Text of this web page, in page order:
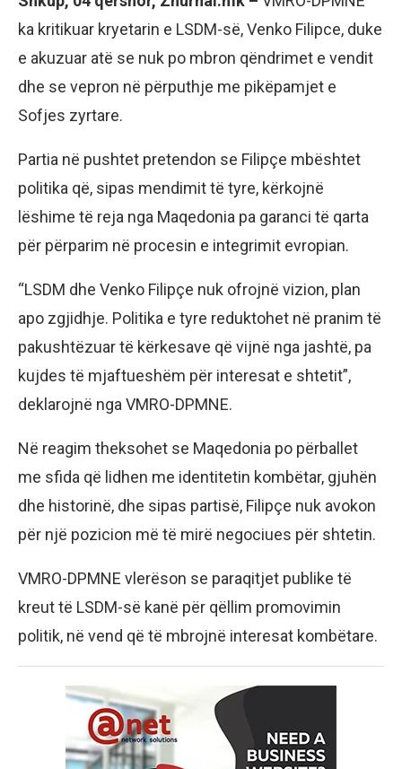
ka kritikuar kryetarin e LSDM-së, Venko Filipce, duke
e akuzuar atë se nuk po mbron qëndrimet e vendit
dhe se vepron në përputhje me pikëpamjet e
Sofjes zyrtare.
Partia në pushtet pretendon se Filipçe mbështet
politika që, sipas mendimit të tyre, kërkojnë
lëshime të reja nga Maqedonia pa garanci të qarta
për përparim në procesin e integrimit evropian.
“LSDM dhe Venko Filipçe nuk ofrojnë vizion, plan
apo zgjidhje. Politika e tyre reduktohet në pranim të
pakushtëzuar të kërkesave që vijnë nga jashtë, pa
kujdes të mjaftueshëm për interesat e shtetit”,
deklarojnë nga VMRO-DPMNE.
Në reagim theksohet se Maqedonia po përballet
me sfida që lidhen me identitetin kombëtar, gjuhën
dhe historinë, dhe sipas partisë, Filipçe nuk avokon
për një pozicion më të mirë negociues për shtetin.
VMRO-DPMNE vlerëson se paraqitjet publike të
kreut të LSDM-së kanë për qëllim promovimin
politik, në vend që të mbrojnë interesat kombëtare.